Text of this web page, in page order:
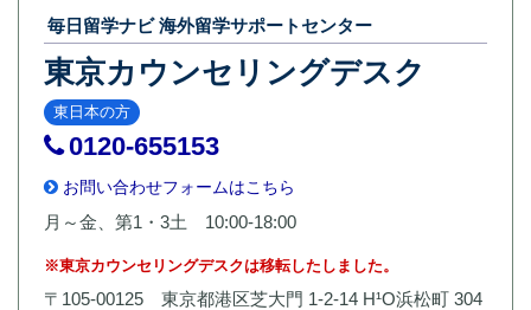
毎日留学ナビ 海外留学サポートセンター
東京カウンセリングデスク
東日本の方
0120-655153
お問い合わせフォームはこちら
月～金、第1・3土 10:00-18:00
※東京カウンセリングデスクは移転したしました。
〒105-00125 東京都港区芝大門 1-2-14 H¹O浜松町 304